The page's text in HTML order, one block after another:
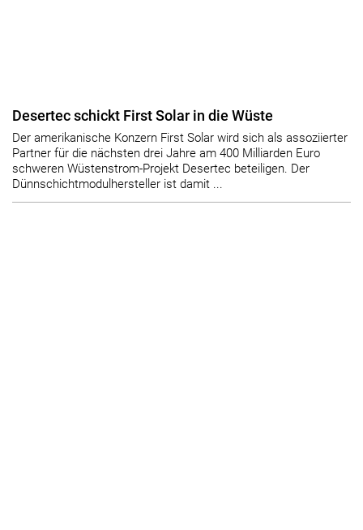
Desertec schickt First Solar in die Wüste
Der amerikanische Konzern First Solar wird sich als assoziierter
Partner für die nächsten drei Jahre am 400 Milliarden Euro
schweren Wüstenstrom-Projekt Desertec beteiligen. Der
Dünnschichtmodulhersteller ist damit ...